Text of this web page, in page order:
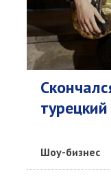
Шоу-бизнес